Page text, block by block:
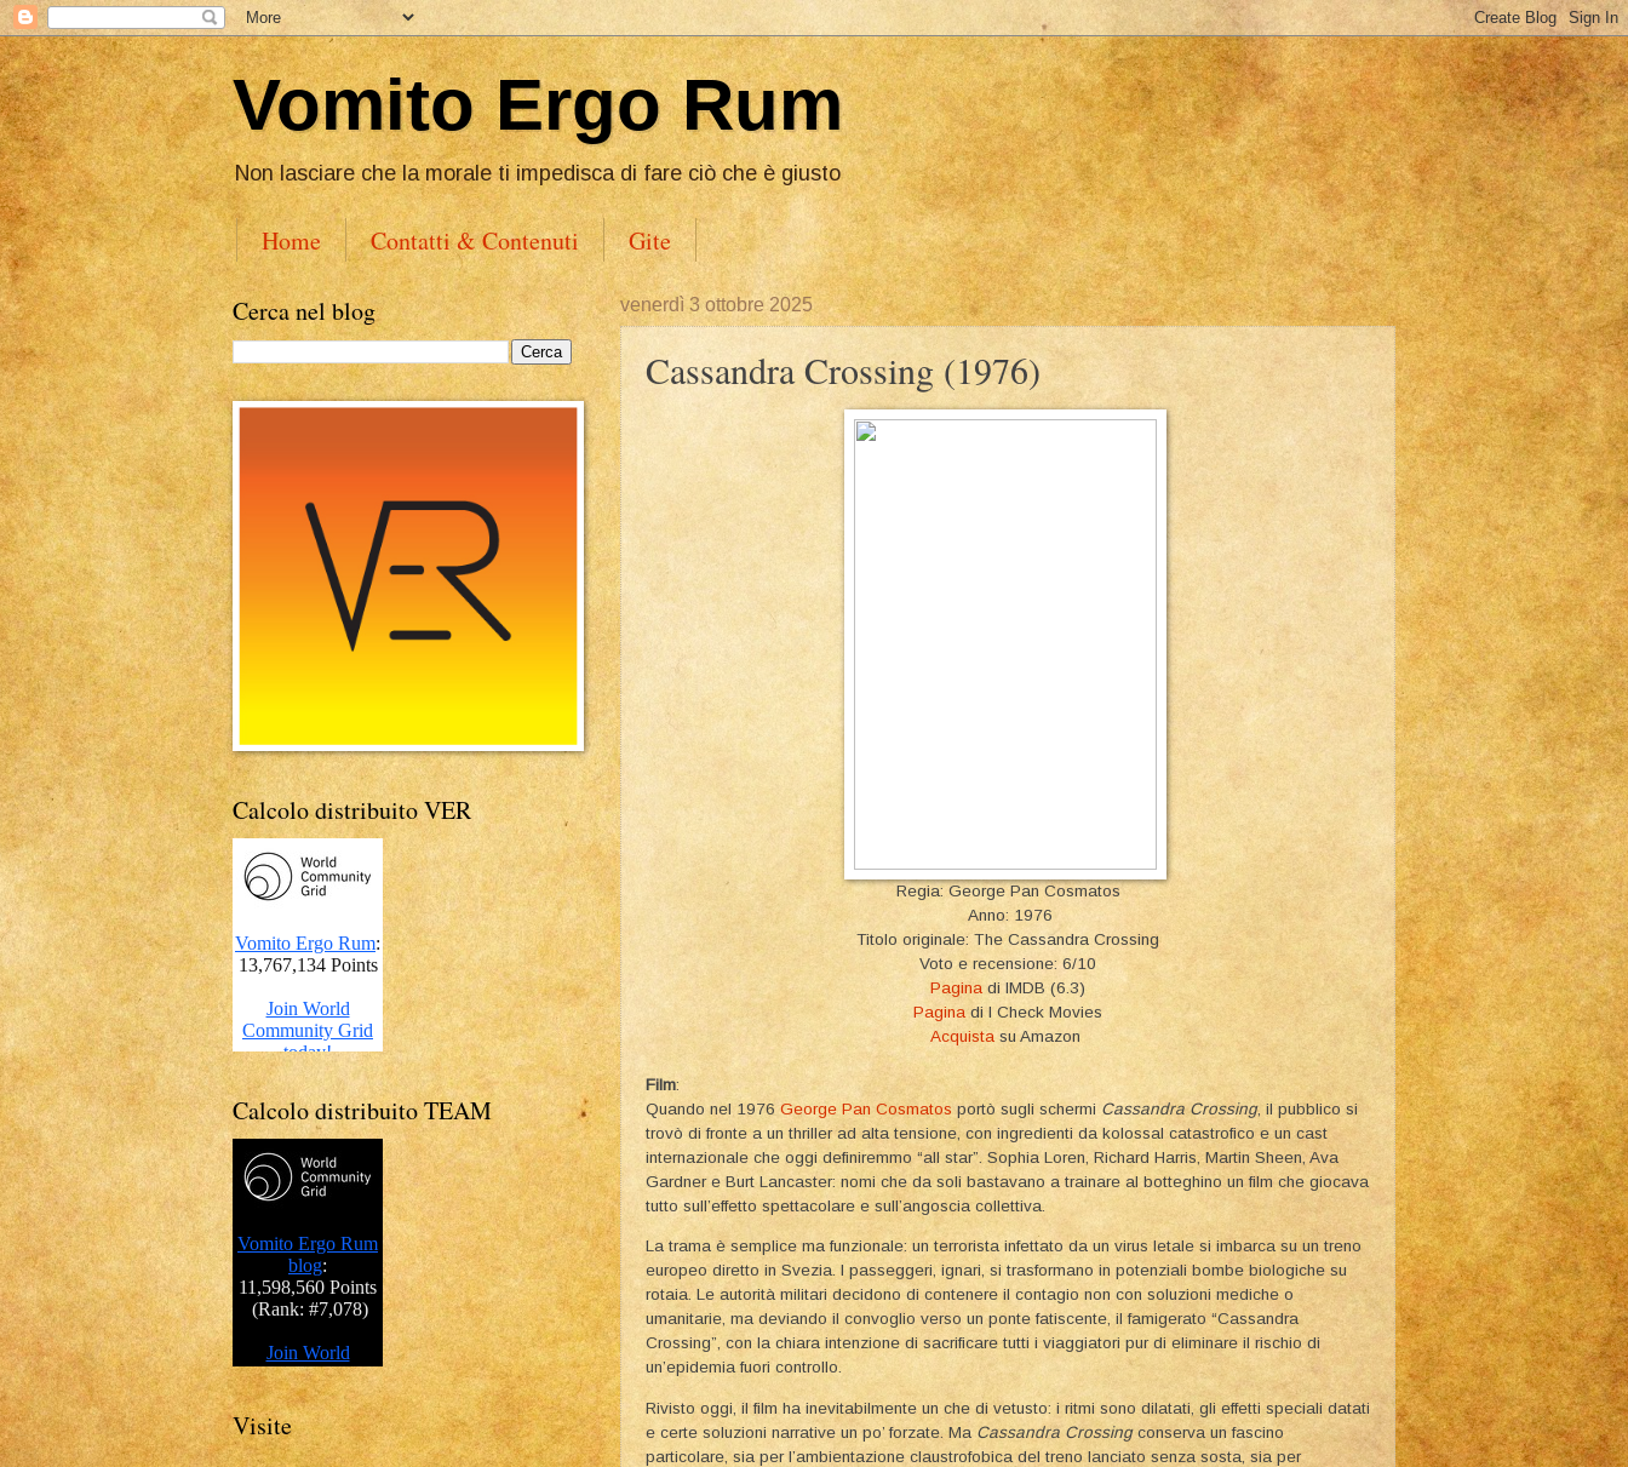
Vomito Ergo Rum
Non lasciare che la morale ti impedisca di fare ciò che è giusto
Home Contatti & Contenuti Gite
venerdì 3 ottobre 2025
Cassandra Crossing (1976)
Regia: George Pan Cosmatos
Anno: 1976
Titolo originale: The Cassandra Crossing
Voto e recensione: 6/10
Pagina di IMDB (6.3)
Pagina di I Check Movies
Acquista su Amazon
Film:
Quando nel 1976 George Pan Cosmatos portò sugli schermi Cassandra Crossing, il pubblico si
trovò di fronte a un thriller ad alta tensione, con ingredienti da kolossal catastrofico e un cast
internazionale che oggi definiremmo “all star”. Sophia Loren, Richard Harris, Martin Sheen, Ava
Gardner e Burt Lancaster: nomi che da soli bastavano a trainare al botteghino un film che giocava
tutto sull’effetto spettacolare e sull’angoscia collettiva.
La trama è semplice ma funzionale: un terrorista infettato da un virus letale si imbarca su un treno
europeo diretto in Svezia. I passeggeri, ignari, si trasformano in potenziali bombe biologiche su
rotaia. Le autorità militari decidono di contenere il contagio non con soluzioni mediche o
umanitarie, ma deviando il convoglio verso un ponte fatiscente, il famigerato “Cassandra
Crossing”, con la chiara intenzione di sacrificare tutti i viaggiatori pur di eliminare il rischio di
un’epidemia fuori controllo.
Rivisto oggi, il film ha inevitabilmente un che di vetusto: i ritmi sono dilatati, gli effetti speciali datati
e certe soluzioni narrative un po’ forzate. Ma Cassandra Crossingconserva un fascino
particolare, sia per l’ambientazione claustrofobica del treno lanciato senza sosta, sia per
Cerca nel blog
Calcolo distribuito VER
Calcolo distribuito TEAM
Visite